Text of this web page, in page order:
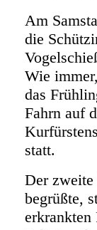
Am
die
Wie
das
Fahrn auf
statt.
Der zweite
begrüßte,
erkrankten